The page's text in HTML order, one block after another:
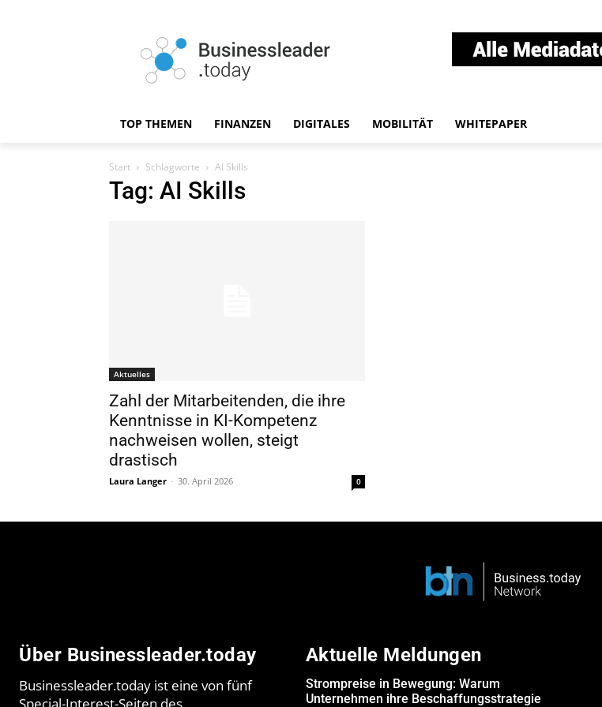
TOP THEMEN FINANZEN DIGITALES MOBILITÄT WHITEPAPER
Start Schlagworte AI Skills
Tag: AI Skills
Aktuelles
Zahl der Mitarbeitenden, die ihre
Kenntnisse in KI-Kompetenz
nachweisen wollen, steigt
drastisch
Laura Langer - 30. April 2026 0
Über Businessleader.today
Businessleader.today ist eine von fünf
Aktuelle Meldungen
Strompreise in Bewegung: Warum
Unternehmen ihre Beschaffungsstrategie